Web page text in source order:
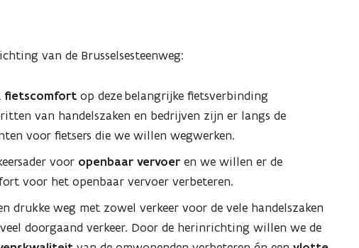
van de Brusselsesteenweg:
fietscomfort op deze belangrijke fietsverbinding
van handelszaken en bedrijven zijn er langs de
voor fietsers die we willen wegwerken.
voor openbaar vervoer en we willen er de
voor het openbaar vervoer verbeteren.
drukke weg met zowel verkeer voor de vele handelszaken
doorgaand verkeer. Door de herinrichting willen we de